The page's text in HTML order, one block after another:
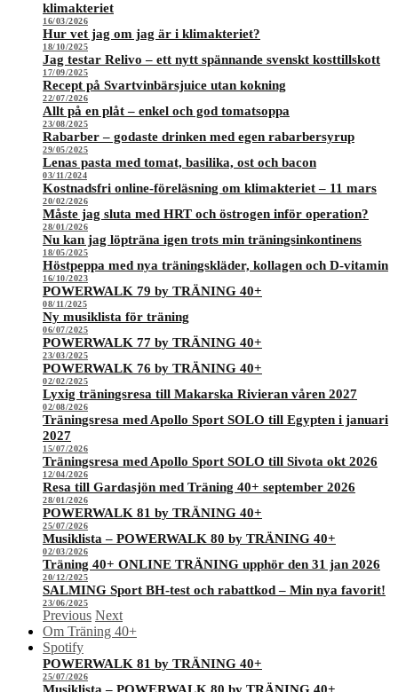
klimakteriet
16/03/2026
Hur vet jag om jag är i klimakteriet?
18/10/2025
Jag testar Relivo – ett nytt spännande svenskt kosttillskott
17/09/2025
Recept på Svartvinbärsjuice utan kokning
22/07/2026
Allt på en plåt – enkel och god tomatsoppa
23/08/2025
Rabarber – godaste drinken med egen rabarbersyrup
29/05/2025
Lenas pasta med tomat, basilika, ost och bacon
03/11/2024
Kostnadsfri online-föreläsning om klimakteriet – 11 mars
20/02/2026
Måste jag sluta med HRT och östrogen inför operation?
28/01/2026
Nu kan jag löpträna igen trots min träningsinkontinens
18/05/2025
Höstpeppa med nya träningskläder, kollagen och D-vitamin
16/10/2023
POWERWALK 79 by TRÄNING 40+
08/11/2025
Ny musiklista för träning
06/07/2025
POWERWALK 77 by TRÄNING 40+
23/03/2025
POWERWALK 76 by TRÄNING 40+
02/02/2025
Lyxig träningsresa till Makarska Rivieran våren 2027
02/08/2026
Träningsresa med Apollo Sport SOLO till Egypten i januari
2027
15/07/2026
Träningsresa med Apollo Sport SOLO till Sivota okt 2026
12/04/2026
Resa till Gardasjön med Träning 40+ september 2026
28/01/2026
POWERWALK 81 by TRÄNING 40+
25/07/2026
Musiklista – POWERWALK 80 by TRÄNING 40+
02/03/2026
Träning 40+ ONLINE TRÄNING upphör den 31 jan 2026
20/12/2025
SALMING Sport BH-test och rabattkod – Min nya favorit!
23/06/2025
Previous Next
Om Träning 40+
Spotify
POWERWALK 81 by TRÄNING 40+
25/07/2026